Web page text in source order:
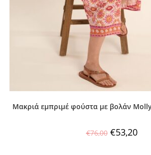
Μακριά εμπριμέ φούστα με βολάν
€76,00 €53,20